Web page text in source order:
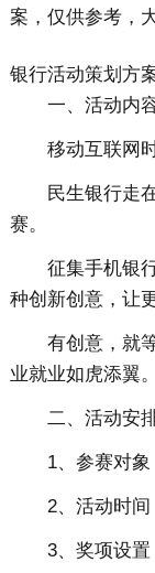
案，仅供参考，
银行活动策划方
一、活动内
移动互联网
民生银行走
赛。
征集手机银
种创新创意，让
有创意，就
业就业如虎添翼。
二、活动安
1、参赛对
2、活动时间
3、奖项设置